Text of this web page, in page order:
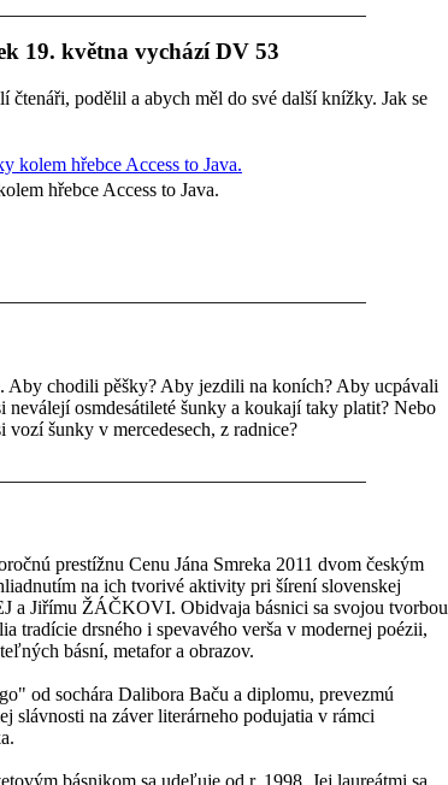
19. května vychází DV 53
podělil a abych měl do své další knížky. Jak se
hřebce Access to Java.
Aby chodili pěšky? Aby jezdili na koních? Aby ucpávali
osmdesátileté šunky a koukají taky platit? Nebo
šunky v mercedesech, z radnice?
prestížnu Cenu Jána Smreka 2011 dvom českým
na ich tvorivé aktivity pri šírení slovenskej
a Jiřímu ŽÁČKOVI. Obidvaja básnici sa svojou tvorbou
tradície drsného i spevavého verša v modernej poézii,
básní, metafor a obrazov.
od sochára Dalibora Baču a diplomu, prevezmú
slávnosti na záver literárneho podujatia v rámci
básnikom sa udeľuje od r. 1998. Jej laureátmi sa